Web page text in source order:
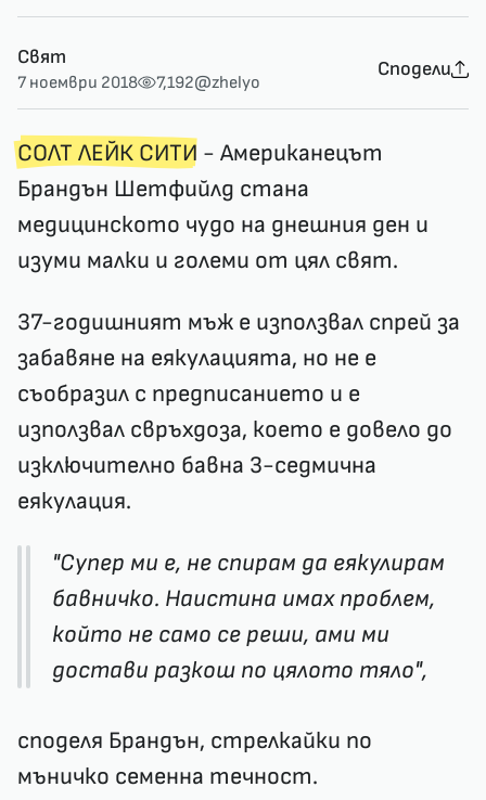
Свят
7 ноември 2018 7,192@zhelyo
Сподели
СОЛТ ЛЕЙК СИТИ - Американецът
Брандън Шетфийлд стана
медицинското чудо на днешния ден и
изуми малки и големи от цял свят.
37-годишният мъж е използвал спрей за
забавяне на еякулацията, но не е
съобразил с предписанието и е
използвал свръхдоза, което е довело до
изключително бавна 3-седмична
еякулация.
"Супер ми е, не спирам да еякулирам
бавничко. Наистина имах проблем,
който не само се реши, ами ми
достави разкош по цялото тяло",
споделя Брандън, стрелкайки по
мъничко семенна течност.